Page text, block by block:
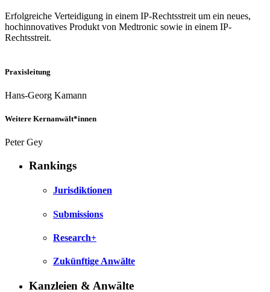
Erfolgreiche Verteidigung in einem IP-Rechtsstreit um ein neues,
hochinnovatives Produkt von Medtronic sowie in einem IP-
Rechtsstreit.
Praxisleitung
Hans-Georg Kamann
Weitere Kernanwält*innen
Peter Gey
Rankings
Jurisdiktionen
Submissions
Research+
Zukünftige Anwälte
Kanzleien & Anwälte